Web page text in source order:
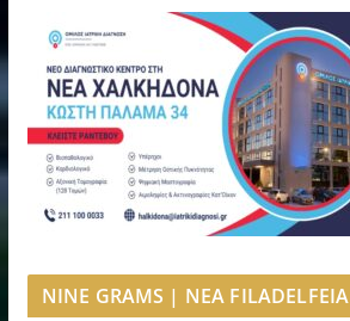
NINE GRAMS | NEA FILADELFEIA